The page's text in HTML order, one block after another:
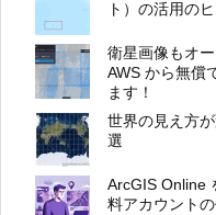
ト）の活用の
衛星画像もオ
AWS から無償
ます！
世界の見え方
選
ArcGIS Online
料アカウント